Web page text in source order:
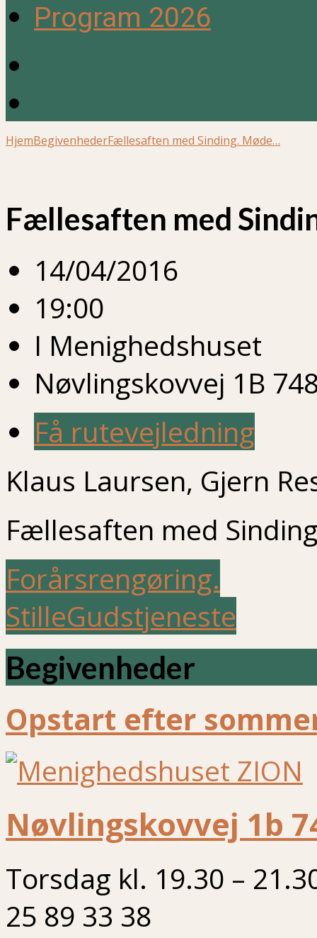
Program 2026
HjemBegivenhederFællesaften med Sinding. Møde…
Fællesaften med
14/04/2016
19:00
I Menighedshuset
Nøvlingskovvej 1B
Få rutevejledning
Klaus Laursen, Gjern
Fællesaften med
Forårsrengøring.
StilleGudstjeneste
Begivenheder
Opstart efter
Nøvlingskovvej 1b
Torsdag kl. 19.30 –
25 89 33 38